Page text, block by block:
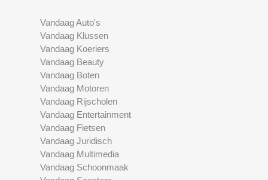
Vandaag Auto's
Vandaag Klussen
Vandaag Koeriers
Vandaag Beauty
Vandaag Boten
Vandaag Motoren
Vandaag Rijscholen
Vandaag Entertainment
Vandaag Fietsen
Vandaag Juridisch
Vandaag Multimedia
Vandaag Schoonmaak